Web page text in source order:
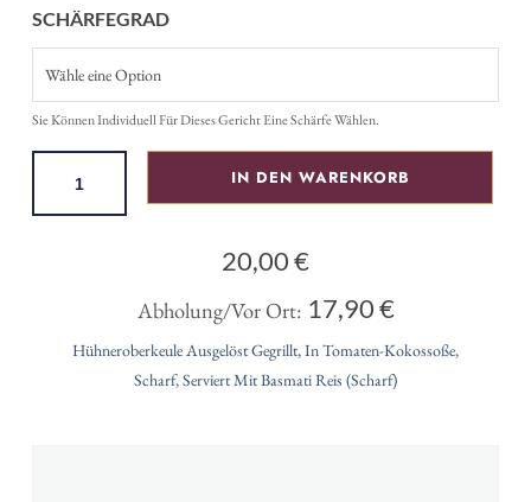
SCHÄRFEGRAD
Sie Können Individuell Für Dieses Gericht Eine Schärfe Wählen.
IN DEN WARENKORB
20,00€
Abholung/Vor Ort: 17,90€
Hühneroberkeule Ausgelöst Gegrillt, In Tomaten-Kokossoße,
Scharf, Serviert Mit Basmati Reis (scharf)